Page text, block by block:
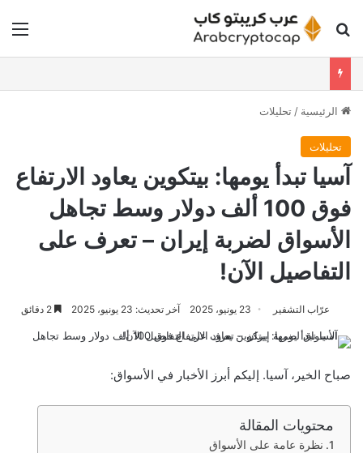
بحث عن
الرئيسية / تحليلات
تحليلات
آسيا تبدأ يومها: بيتكوين يعاود الارتفاع
فوق 100 ألف دولار وسط تجاهل
الأسواق لضربة إيران – تعرف على
التفاصيل الآن!
عرّاب التشفير 23 يونيو، 2025 آخر تحديث: 23 يونيو، 2025
صباح الخير، آسيا. إليكم أبرز الأخبار في الأسواق:
محتويات المقالة
نظرة عامة على الأسواق